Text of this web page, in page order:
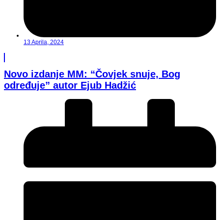
13 Aprila, 2024
Novo izdanje MM: “Čovjek snuje, Bog
određuje” autor Ejub Hadžić